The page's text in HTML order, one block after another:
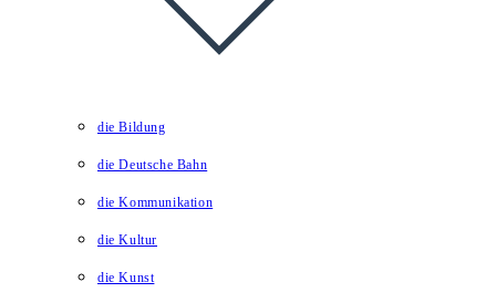
die Bildung
die Deutsche Bahn
die Kommunikation
die Kultur
die Kunst